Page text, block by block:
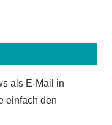
als E-Mail in
einfach den